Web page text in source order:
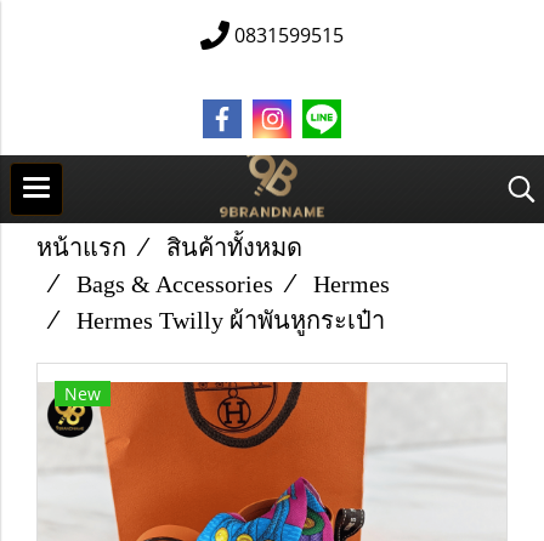
0831599515
หน้าแรก
สินค้าทั้งหมด
Bags & Accessories
Hermes
Hermes Twilly ผ้าพันหูกระเป๋า
New